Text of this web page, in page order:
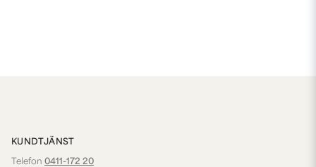
KUNDTJÄNST
Telefon 0411-172 20